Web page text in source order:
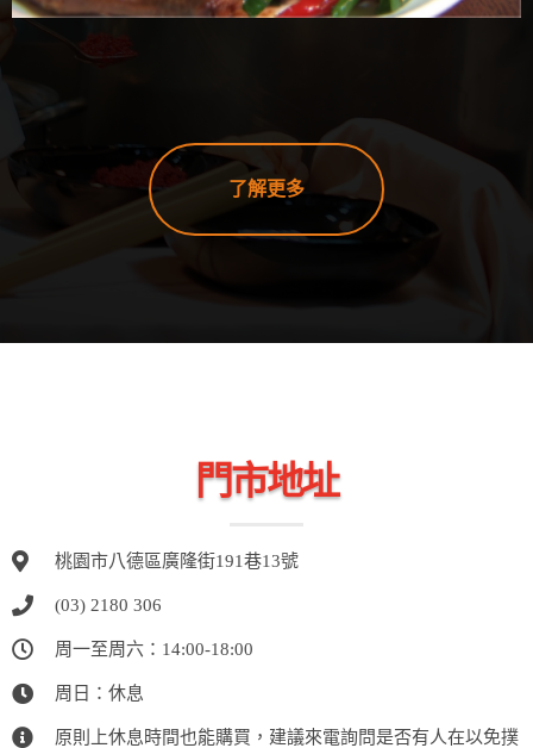
了解更多
門市地址
桃園市八德區廣隆街191巷13號
(03) 2180 306
周一至周六：14:00-18:00
周日：休息
原則上休息時間也能購買，建議來電詢問是否有人在以免撲